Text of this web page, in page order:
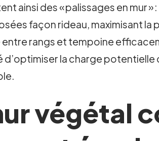
ainsi des « palissages en mur
façon rideau, maximisant
rangs et tempoine
la charge
végétal